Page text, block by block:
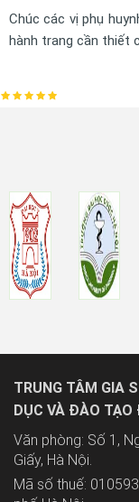
Chúc các vị phụ
hành trang cần thiết
TRUNG TÂM GIA
DỤC VÀ ĐÀO TẠO
Văn phòng: Số 1,
Giấy, Hà Nội.
Mã số thuế: